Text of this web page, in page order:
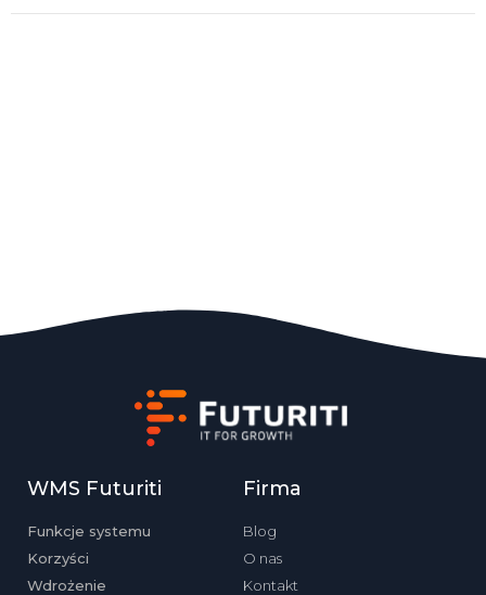
WMS Futuriti
Funkcje systemu
Korzyści
Wdrożenie
Firma
Blog
O nas
Kontakt